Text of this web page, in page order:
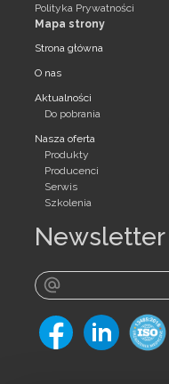
Polityka Prywatności
Mapa strony
Strona główna
O nas
Aktualności
Do pobrania
Nasza oferta
Produkty
Producenci
Serwis
Szkolenia
Newsletter